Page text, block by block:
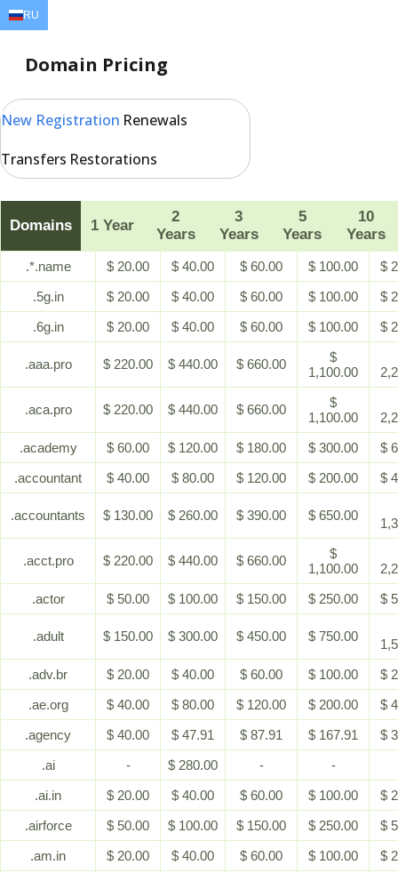
Domain Pricing
New Registration Renewals
Transfers Restorations
Domains 1 Year
2
Years
3
Years
5
Years
10
Years
.*.name $ 20.00 $ 40.00 $ 60.00 $ 100.00
$
.5g.in
$ 20.00 $ 40.00 $ 60.00 $ 100.00
$
.6g.in
$ 20.00 $ 40.00 $ 60.00 $ 100.00 $
.aaa.pro $ 220.00 $ 440.00 $ 660.00
$
1,100.00
.aca.pro $ 220.00 $ 440.00 $ 660.00
$
1,100.00
.academy
$ 60.00 $ 120.00 $ 180.00 $ 300.00
$
.accountant
$ 40.00 $ 80.00 $ 120.00 $ 200.00 $
.accountants $ 130.00 $ 260.00 $ 390.00 $ 650.00
.acct.pro $ 220.00 $ 440.00 $ 660.00
$
1,100.00
.actor
$ 50.00 $ 100.00 $ 150.00 $ 250.00 $
.adult $ 150.00 $ 300.00 $ 450.00 $ 750.00
.adv.br
$ 20.00 $ 40.00 $ 60.00 $ 100.00
$
.ae.org
$ 40.00 $ 80.00 $ 120.00 $ 200.00
$
.agency
$ 40.00 $ 47.91 $ 87.91 $ 167.91
$
.ai
- $ 280.00 -
-
.ai.in
$ 20.00 $ 40.00 $ 60.00 $ 100.00
$
.airforce
$ 50.00 $ 100.00 $ 150.00 $ 250.00
$
.am.in
$ 20.00 $ 40.00 $ 60.00 $ 100.00
$
RU